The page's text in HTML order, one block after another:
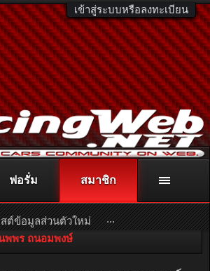
เข้าสู่ระบบหรือลงทะเบียน
หรือโทร. 081-811-1138
นรายละเอียดเพิ่มเติม คลิกที่นี่
พพร ถนอมพงษ์
ฟอรั่ม สมาชิก
ต์ข้อมูลส่วนตัวใหม่ ...